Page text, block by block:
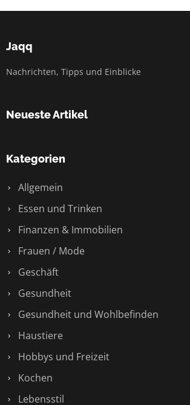
Jaqq
Nachrichten, Tipps und Einblicke
Neueste Artikel
Kategorien
Allgemein
Essen und Trinken
Finanzen & Immobilien
Frauen / Mode
Geschäft
Gesundheit
Gesundheit und Wohlbefinden
Haustiere
Hobbys und Freizeit
Kochen
Lebensstil